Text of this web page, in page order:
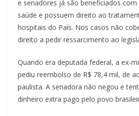
e senadores já são beneficiados
saúde e possuem direito ao
hospitais do País. Nos casos não
direito a pedir ressarcimento ao
Quando era deputada federal, a ex-
pediu reembolso de R$ 78,4 mil, de
paulista. A senadora não negou e
dinheiro extra pago pelo povo